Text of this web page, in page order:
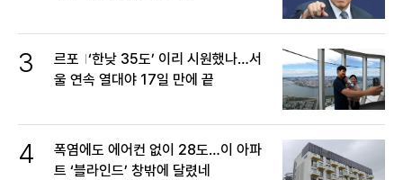
3 르포 ‘한낮 35도’ 이리 시원했나…서
울 연속 열대야 17일 만에 끝
4
폭염에도 에어컨 없이 28도…이 아파
트 ‘블라인드’ 창밖에 달렸네